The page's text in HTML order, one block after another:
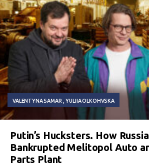
VALENTYNA SAMAR YULIIA OLKOHVSKA
Putin’s Hucksters. How
Bankrupted Melitopol Auto
Parts Plant